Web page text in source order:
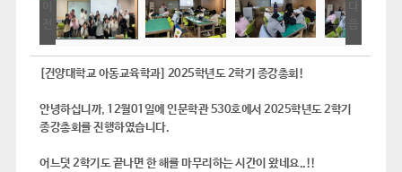
[건양대학교 아동교육학과] 2025학년도 2학기 종강총회!
안녕하십니까, 12월01일에 인문학관 530호에서 2025학년도 2학기
종강총회를 진행하였습니다.
어느덧 2학기도 끝나면 한 해를 마무리하는 시간이 왔네요..!!